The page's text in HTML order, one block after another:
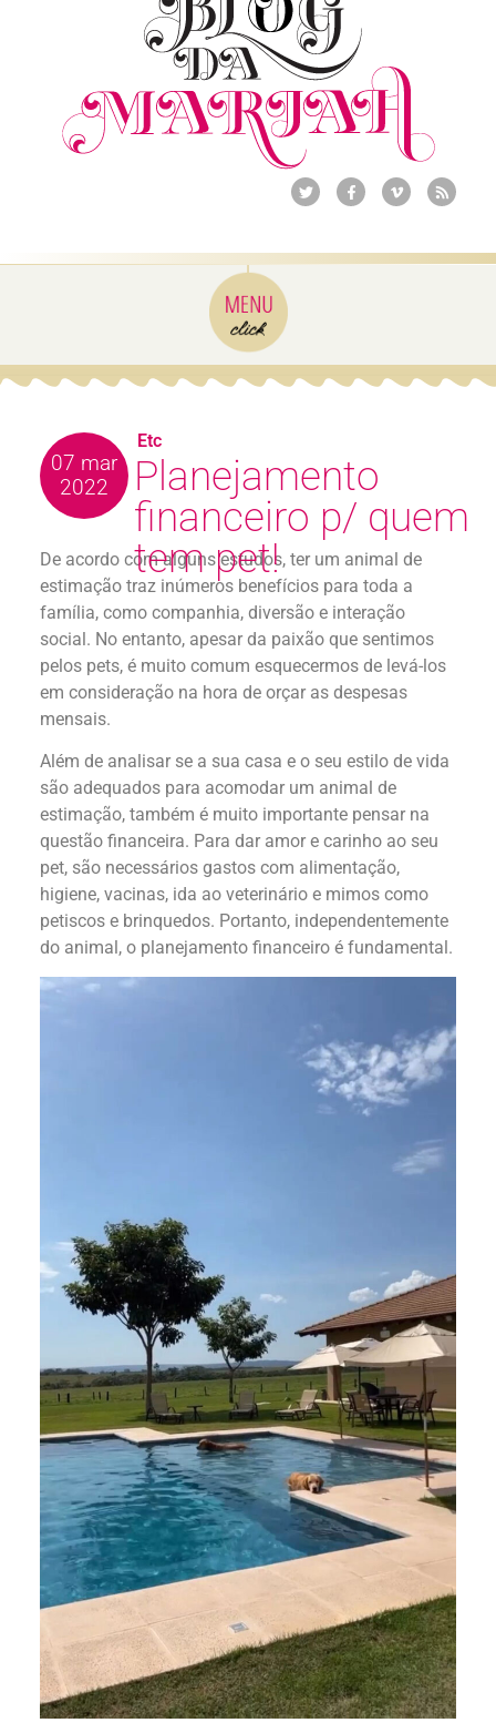
07 mar
2022
Planejamento
financeiro p/ quem
tem pet!
De acordo com alguns estudos, ter um animal de
estimação traz inúmeros benefícios para toda a
família, como companhia, diversão e interação
social. No entanto, apesar da paixão que sentimos
pelos pets, é muito comum esquecermos de levá-los
em consideração na hora de orçar as despesas
mensais.
Além de analisar se a sua casa e o seu estilo de vida
são adequados para acomodar um animal de
estimação, também é muito importante pensar na
questão financeira. Para dar amor e carinho ao seu
pet, são necessários gastos com alimentação,
higiene, vacinas, ida ao veterinário e mimos como
petiscos e brinquedos. Portanto, independentemente
do animal, o planejamento financeiro é fundamental.
Etc